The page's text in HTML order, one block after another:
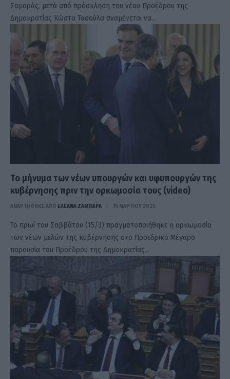
Σαμαράς, μετά από πρόσκληση του νέου Προέδρου της
Δημοκρατίας Κώστα Τασούλα αναμένεται να…
Το μήνυμα των νέων υπουργών και υφυπουργών της
κυβέρνησης πριν την ορκωμοσία τους (video)
ΑΝΑΡΤΗΘΗΚΕ ΑΠΟ ΕΛΕΑΝΑ ΖΑΜΠΑΡΑ 15 ΜΑΡΤΊΟΥ 2025
Το πρωί του Σαββάτου (15/3) πραγματοποιήθηκε η ορκωμοσία
των νέων μελών της κυβέρνησης στο Προεδρικό Μέγαρο
παρουσία του Προέδρου της Δημοκρατίας…